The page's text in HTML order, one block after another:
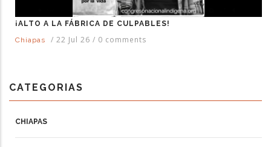
¡ALTO A LA FÁBRICA DE CULPABLES!
Chiapas
/ 22 Jul 26 / 0 comments
CATEGORIAS
CHIAPAS